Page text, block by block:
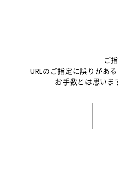
ご
URLのご指定に誤りがあ
お手数とは思いま